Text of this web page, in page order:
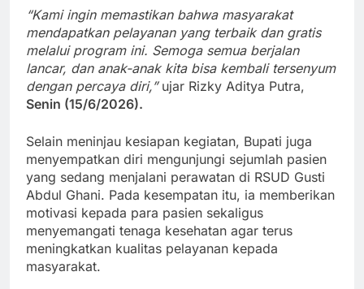
“Kami ingin memastikan bahwa masyarakat
mendapatkan pelayanan yang terbaik dan gratis
melalui program ini. Semoga semua berjalan
lancar, dan anak-anak kita bisa kembali tersenyum
dengan percaya diri,”ujar Rizky Aditya Putra,
Senin (15/6/2026).
Selain meninjau kesiapan kegiatan, Bupati juga
menyempatkan diri mengunjungi sejumlah pasien
yang sedang menjalani perawatan di RSUD Gusti
Abdul Ghani. Pada kesempatan itu, ia memberikan
motivasi kepada para pasien sekaligus
menyemangati tenaga kesehatan agar terus
meningkatkan kualitas pelayanan kepada
masyarakat.